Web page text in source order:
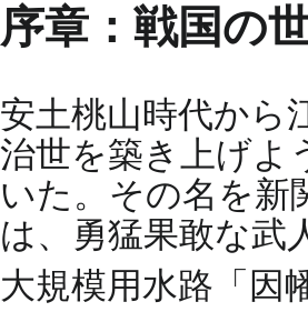
序章：戦国の
安土桃山時代から
治世を築き上げよ
いた。その名を新
は、勇猛果敢な武
大規模用水路「因